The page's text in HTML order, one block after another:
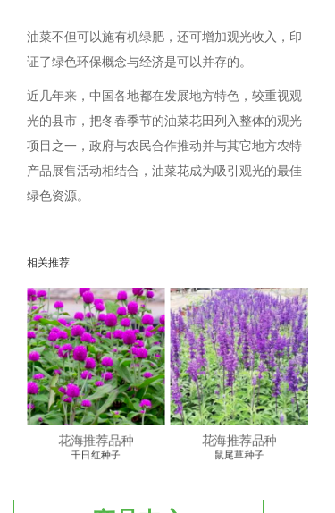
油菜不但可以施有机绿肥，还可增加观光收入，印
证了绿色环保概念与经济是可以并存的。
近几年来，中国各地都在发展地方特色，较重视观
光的县市，把冬春季节的油菜花田列入整体的观光
项目之一，政府与农民合作推动并与其它地方农特
产品展售活动相结合，油菜花成为吸引观光的最佳
绿色资源。
相关推荐
花海推荐品种
千日红种子
花海推荐品种
鼠尾草种子